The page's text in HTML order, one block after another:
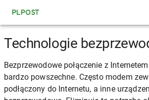
PLPOST
Technologie
Bezprzewodowe połączenie z
bardzo powszechne. Często modem
podłączony do Internetu, a inne